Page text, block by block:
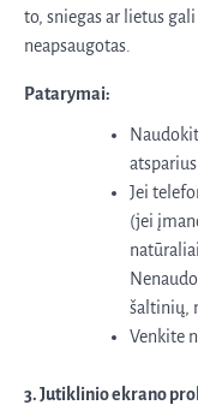
to, sniegas ar lietus
neapsaugotas.
Patarymai:
Jei
(jei
šaltinių,
Venkite
3. Jutiklinio ekrano